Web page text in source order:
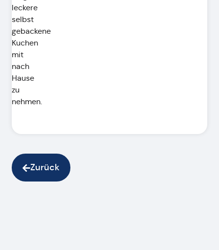
leckere
selbst
gebackene
Kuchen
mit
nach
Hause
zu
nehmen.
Zurück